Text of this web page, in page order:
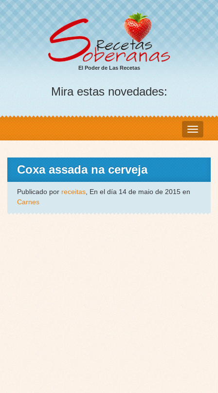
El Poder de Las Recetas
Mira estas novedades:
Coxa assada na cerveja
Publicado por receitas, En el día 14 de maio de 2015 en
Carnes